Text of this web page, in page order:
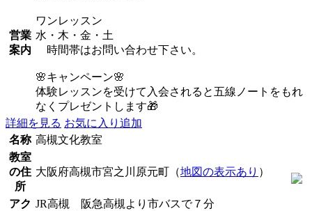
営業
案内
ワンレッスン
水・木・金・土
時間帯はお問い合わせ下さい。
🌸キャンペーン🌸
体験レッスンを受けて入会されると五線ノートをもれ
なくプレゼントします🎁
詳細を見る お気に入り追加
名称 高槻文化教室
教室
の住
所
大阪府高槻市宮之川原元町（地図の表示あり ）
アク JR高槻 阪急高槻より市バスで７分